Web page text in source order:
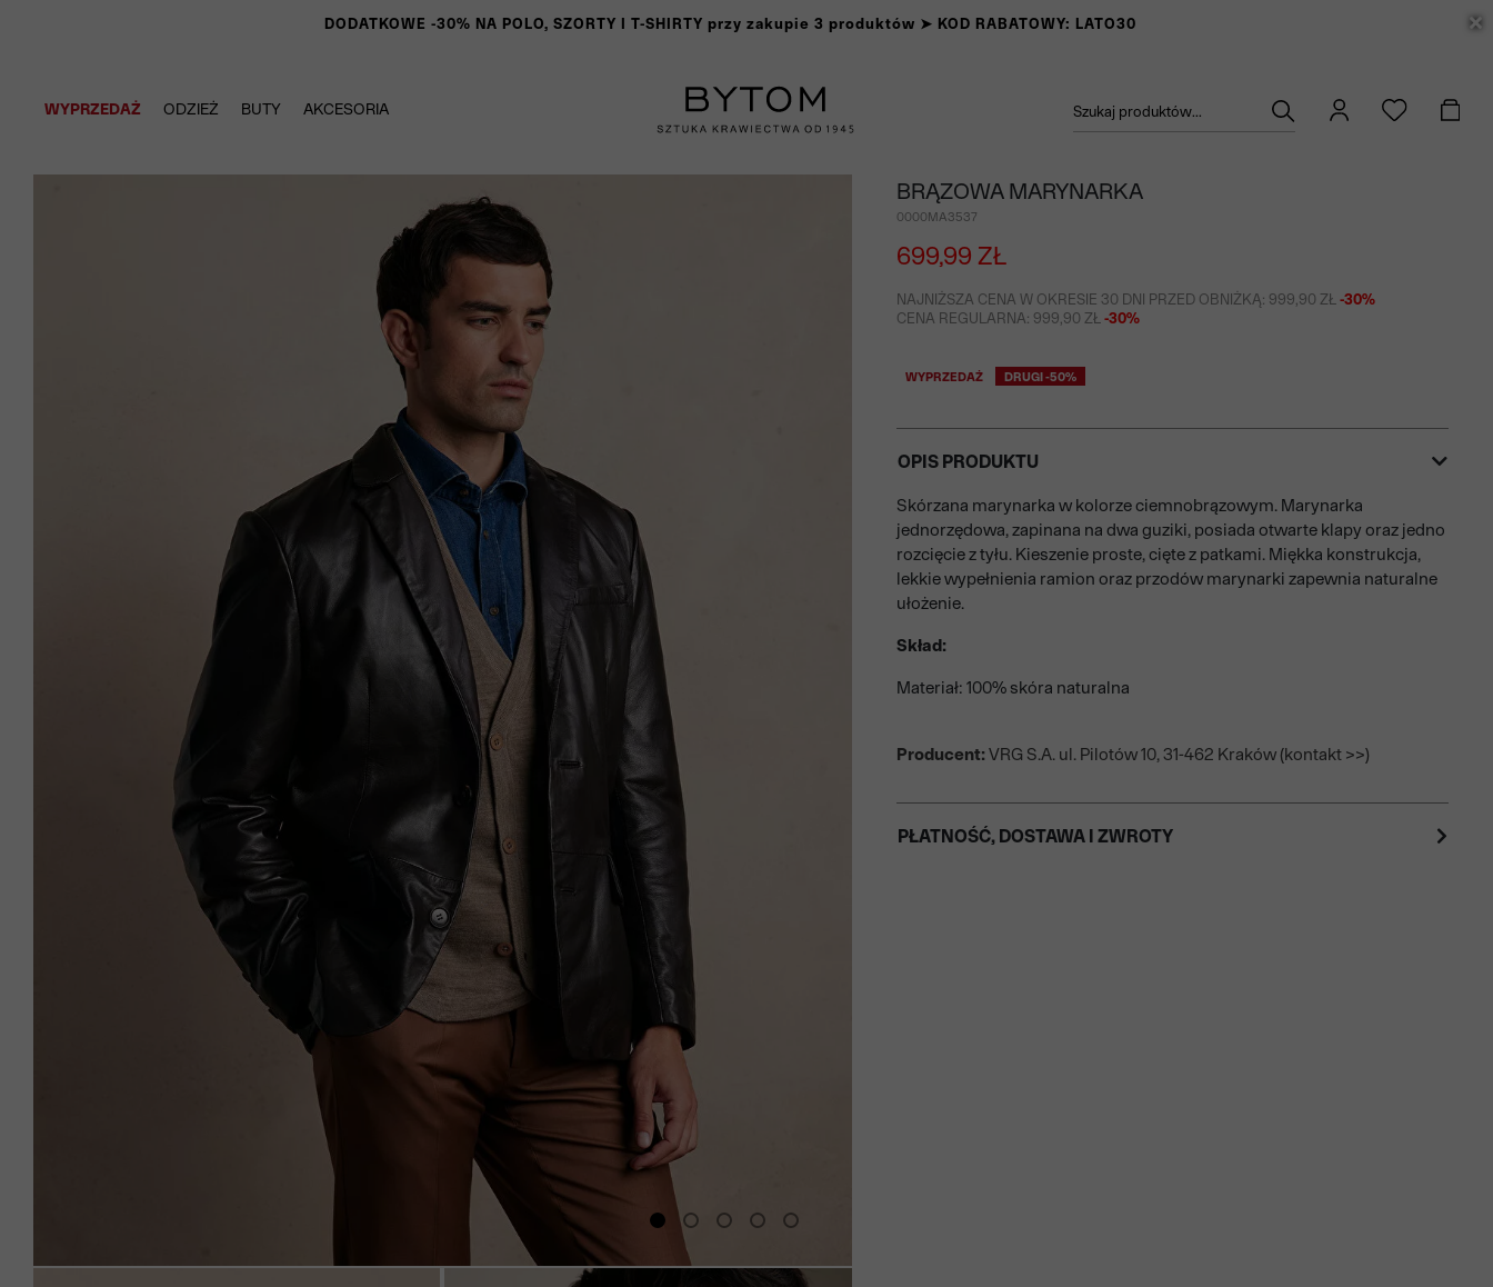
DODATKOWE -30% NA POLO, SZORTY I T-SHIRTY przy zakupie 3 produktów ➤ KOD RABATOWY: LATO30
WYPRZEDAŻ ODZIEŻ BUTY AKCESORIA Szukaj produktów...
BRĄZOWA MARYNARKA
0000MA3537
699,99 ZŁ
NAJNIŻSZA CENA W OKRESIE 30 DNI PRZED OBNIŻKĄ: 999,90 ZŁ -30%
CENA REGULARNA: 999,90 ZŁ -30%
WYPRZEDAŻ DRUGI -50%
OPIS PRODUKTU
Skórzana marynarka w kolorze ciemnobrązowym. Marynarka
jednorzędowa, zapinana na dwa guziki, posiada otwarte klapy oraz jedno
rozcięcie z tyłu. Kieszenie proste, cięte z patkami. Miękka konstrukcja,
lekkie wypełnienia ramion oraz przodów marynarki zapewnia naturalne
ułożenie.
Skład:
Materiał: 100% skóra naturalna
Producent: VRG S.A. ul. Pilotów 10, 31-462 Kraków (kontakt >>)
PŁATNOŚĆ, DOSTAWA I ZWROTY